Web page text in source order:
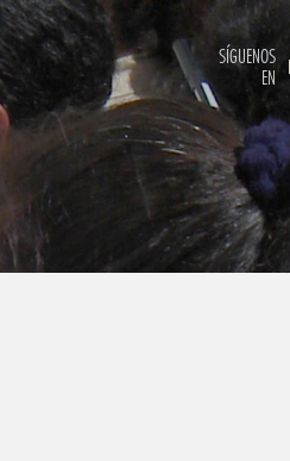
SÍGUENOS
EN